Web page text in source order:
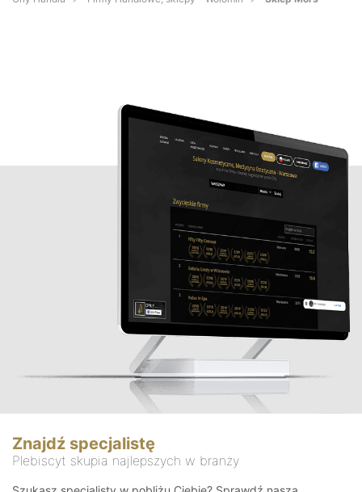
Znajdź specjalistę
Plebiscyt skupia najlepszych w branży